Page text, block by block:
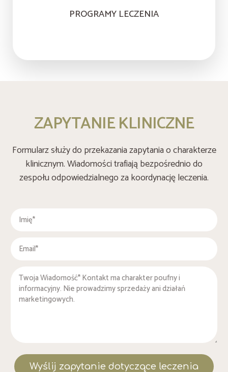
PROGRAMY LECZENIA
ZAPYTANIE KLINICZNE
Formularz służy do przekazania zapytania o charakterze
klinicznym. Wiadomości trafiają bezpośrednio do
zespołu odpowiedzialnego za koordynację leczenia.
Wyślij zapytanie dotyczące leczenia